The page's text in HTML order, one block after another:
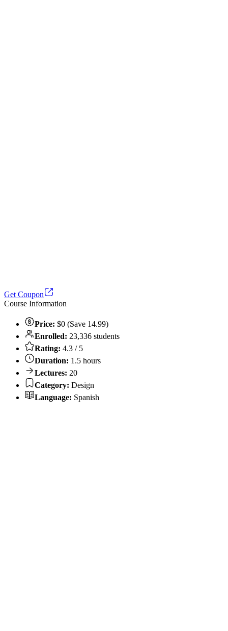
Get Coupon
Course Information
Price: $0 (Save 14.99)
Enrolled: 23,336 students
Rating: 4.3 / 5
Duration: 1.5 hours
Lectures: 20
Category: Design
Language: Spanish